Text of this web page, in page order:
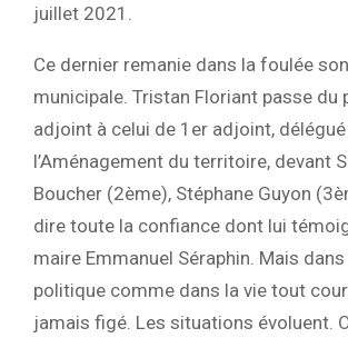
juillet 2021.
Ce dernier remanie dans la foulée
municipale. Tristan Floriant passe du
adjoint à celui de 1er adjoint, délégué
l’Aménagement du territoire, devant
Boucher (2ème), Stéphane Guyon
dire toute la confiance dont lui
maire Emmanuel Séraphin. Mais
politique comme dans la vie tout
jamais figé. Les situations évoluent.